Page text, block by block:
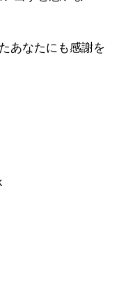
あなたにも感謝を